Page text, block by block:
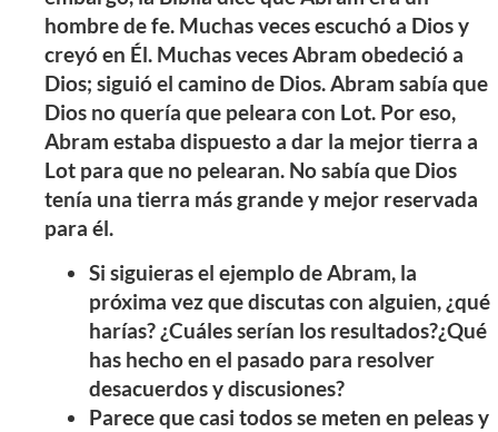
hombre de fe. Muchas veces escuchó a Dios y
creyó en Él. Muchas veces Abram obedeció a
Dios; siguió el camino de Dios. Abram sabía que
Dios no quería que peleara con Lot. Por eso,
Abram estaba dispuesto a dar la mejor tierra a
Lot para que no pelearan. No sabía que Dios
tenía una tierra más grande y mejor reservada
para él.
Si siguieras el ejemplo de Abram, la
próxima vez que discutas con alguien, ¿qué
harías? ¿Cuáles serían los resultados?¿Qué
has hecho en el pasado para resolver
desacuerdos y discusiones?
Parece que casi todos se meten en peleas y